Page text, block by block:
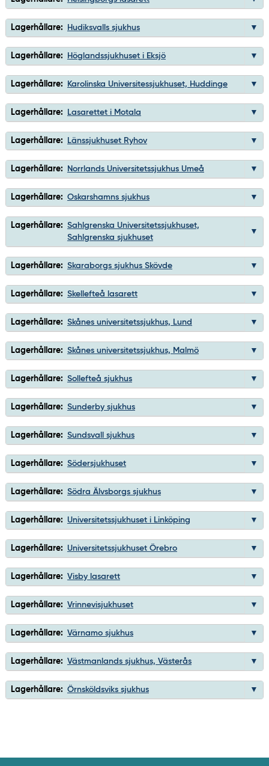
Lagerhållare: Hudiksvalls sjukhus
Lagerhållare: Höglandssjukhuset i Eksjö
Lagerhållare: Karolinska Universitessjukhuset, Huddinge
Lagerhållare: Lasarettet i Motala
Lagerhållare: Länssjukhuset Ryhov
Lagerhållare: Norrlands Universitetssjukhus Umeå
Lagerhållare: Oskarshamns sjukhus
Lagerhållare: Sahlgrenska Universitetssjukhuset,
Sahlgrenska sjukhuset
Lagerhållare: Skaraborgs sjukhus Skövde
Lagerhållare: Skellefteå lasarett
Lagerhållare: Skånes universitetssjukhus, Lund
Lagerhållare: Skånes universitetssjukhus, Malmö
Lagerhållare: Sollefteå sjukhus
Lagerhållare: Sunderby sjukhus
Lagerhållare: Sundsvall sjukhus
Lagerhållare: Södersjukhuset
Lagerhållare: Södra Älvsborgs sjukhus
Lagerhållare: Universitetssjukhuset i Linköping
Lagerhållare: Universitetssjukhuset Örebro
Lagerhållare: Visby lasarett
Lagerhållare: Vrinnevisjukhuset
Lagerhållare: Värnamo sjukhus
Lagerhållare: Västmanlands sjukhus, Västerås
Lagerhållare: Örnsköldsviks sjukhus